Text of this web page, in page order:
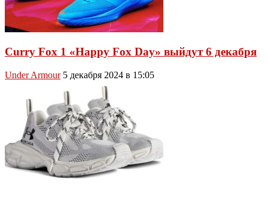
Curry Fox 1 «Happy Fox Day» выйдут 6 декабря
Under Armour 5 декабря 2024 в 15:05